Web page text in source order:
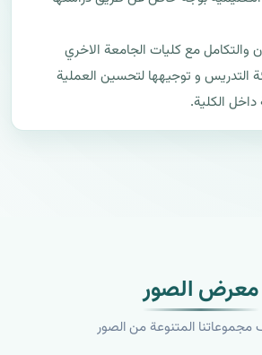
داخل الكلية.
معرض الصور
المتنوعة من الصور